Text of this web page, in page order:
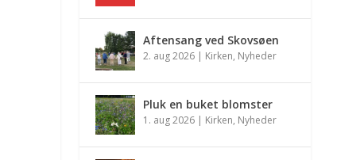
Aftensang ved Skovsøen
2. aug 2026 | Kirken, Nyheder
Pluk en buket blomster
1. aug 2026 | Kirken, Nyheder